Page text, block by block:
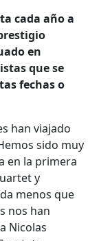
cada año a
en
que se
fechas o
han viajado
sido muy
en la primera
y
menos que
nos han
Nicolas